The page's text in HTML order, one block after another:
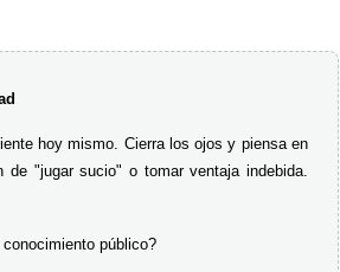
hoy mismo. Cierra los ojos y piensa en
"jugar sucio" o tomar ventaja indebida.
público?